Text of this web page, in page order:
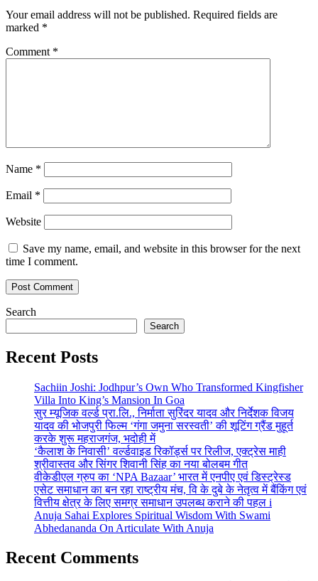
Your email address will not be published. Required fields are
marked *
Comment *
Name *
Email *
Website
Save my name, email, and website in this browser for the next
time I comment.
Search
Search
Recent Posts
Sachiin Joshi: Jodhpur’s Own Who Transformed Kingfisher
Villa Into King’s Mansion In Goa
सुर म्यूजिक वर्ल्ड प्रा.लि., निर्माता सुरिंदर यादव और निर्देशक विजय
यादव की भोजपुरी फिल्म ‘गंगा जमुना सरस्वती’ की शूटिंग ग्रैंड मुहूर्त
करके शुरू महराजगंज, भदोही में
‘कैलाश के निवासी’ वर्ल्डवाइड रिकॉर्ड्स पर रिलीज, एक्ट्रेस माही
श्रीवास्तव और सिंगर शिवानी सिंह का नया बोलबम गीत
वीकेडीएल ग्रुप का ‘NPA Bazaar’ भारत में एनपीए एवं डिस्ट्रेस्ड
एसेट समाधान का बन रहा राष्ट्रीय मंच, वि के दुबे के नेतृत्व में बैंकिंग एवं
वित्तीय क्षेत्र के लिए समग्र समाधान उपलब्ध कराने की पहल i
Anuja Sahai Explores Spiritual Wisdom With Swami
Abhedananda On Articulate With Anuja
Recent Comments